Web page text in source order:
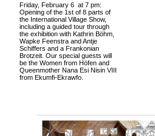
Friday, February 6 at 7 pm:
Opening of the 1st of 8 parts of
the International Village Show,
including a guided tour through
the exhibition with Kathrin Böhm,
Wapke Feenstra and Antje
Schiffers and a Frankonian
Brotzeit. Our special guests will
be the Women from Höfen and
Queenmother Nana Esi Nisin VIII
from Ekumfi-Ekrawfo.